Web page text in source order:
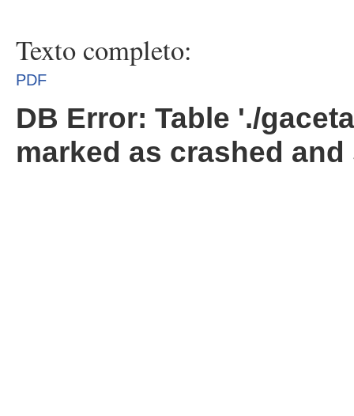
Texto completo:
PDF
DB Error: Table './
marked as crashed